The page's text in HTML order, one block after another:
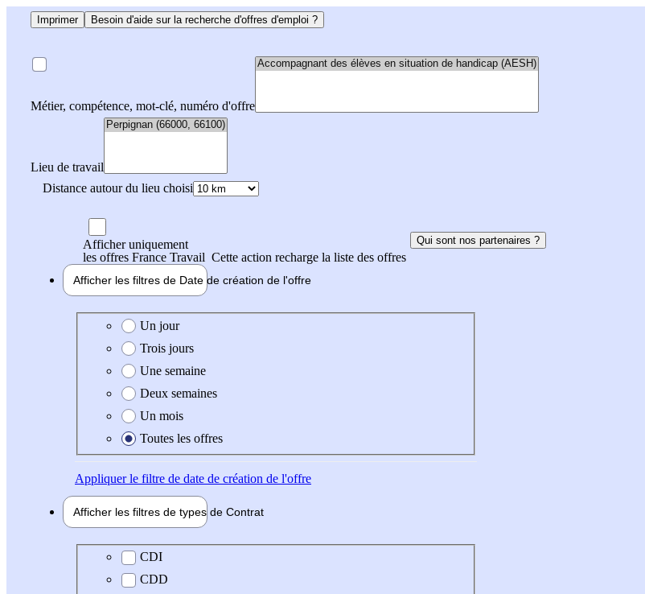
Imprimer Besoin d'aide sur la recherche d'offres d'emploi ?
Métier, compétence, mot-clé, numéro d'offre
Lieu de travail
Distance autour du lieu choisi
Afficher uniquement
les offres France Travail Cette action recharge la liste des offres
Qui sont nos partenaires ?
Afficher les filtres de Date de création de l'offre
Date de création de l'offre
Un jour
Trois jours
Une semaine
Deux semaines
Un mois
Toutes les offres
Appliquerle filtre de date de création de l'offre
Afficher les filtres de types de Contrat
Type de contrat
CDI
CDD